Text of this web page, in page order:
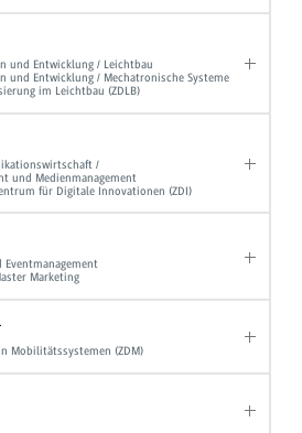
und Entwicklung / Leichtbau
und Entwicklung / Mechatronische Systeme
im Leichtbau (ZDLB)
/
und Medienmanagement
für Digitale Innovationen (ZDI)
Eventmanagement
Marketing
Mobilitätssystemen (ZDM)